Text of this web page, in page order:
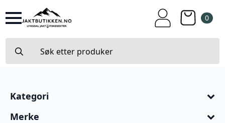
0
for:
Kategori
Merke